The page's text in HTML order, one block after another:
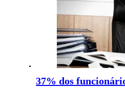
37% dos